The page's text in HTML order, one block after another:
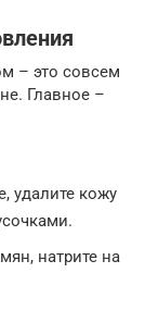
– это совсем
Главное –
удалите кожу
натрите на